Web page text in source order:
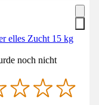
elles Zucht 15 kg
noch nicht